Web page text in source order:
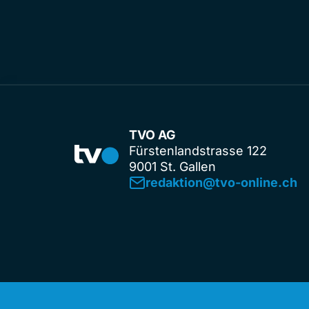
TVO AG
Fürstenlandstrasse 122
9001 St. Gallen
redaktion@tvo-online.ch